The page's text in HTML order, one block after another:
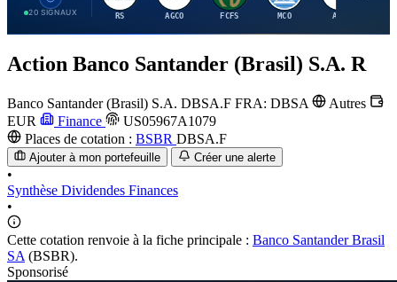
20 SIGNAUX RS AGCO FCFS MCO AIT
Action Banco Santander (Brasil) S.A. R
Banco Santander (Brasil) S.A. DBSA.F FRA: DBSA
Autres
EUR
Finance
US05967A1079
Places de cotation : BSBR DBSA.F
Ajouter à mon portefeuille Créer une alerte
•
Synthèse Dividendes Finances
•
Cette cotation renvoie à la fiche principale : Banco Santander Brasil
SA (BSBR).
Sponsorisé